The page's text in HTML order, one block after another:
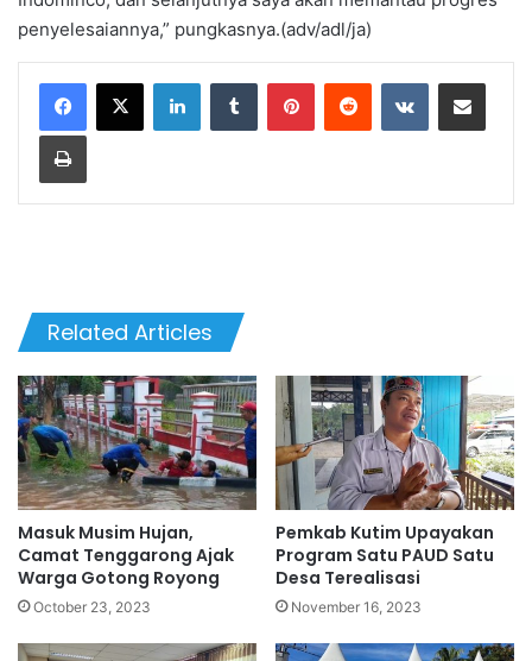
penyelesaiannya,” pungkasnya.(adv/adl/ja)
LinkedInTumblr PinterestReddit VKontakteShare via Email
Print
Related Articles
Masuk Musim Hujan,
Camat Tenggarong Ajak
Warga Gotong Royong
October 23, 2023
Pemkab Kutim Upayakan
Program Satu PAUD Satu
Desa Terealisasi
November 16, 2023